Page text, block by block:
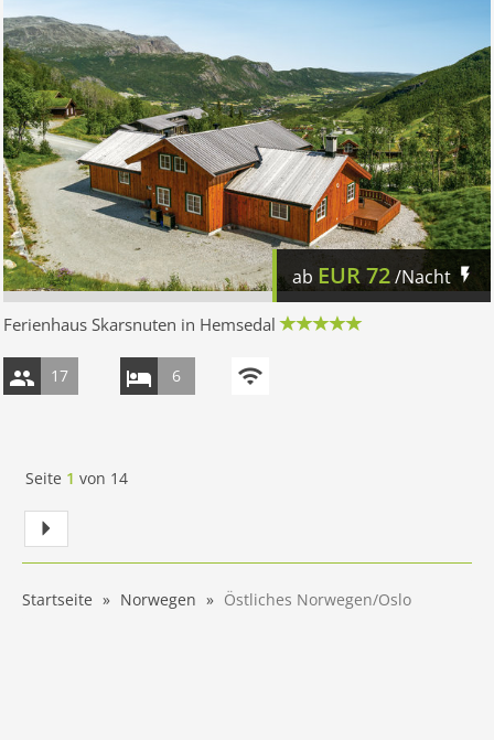
ab EUR72/Nacht
Ferienhaus Skarsnuten in Hemsedal
17 6
Seite 1 von 14
Startseite Norwegen Östliches Norwegen/Oslo